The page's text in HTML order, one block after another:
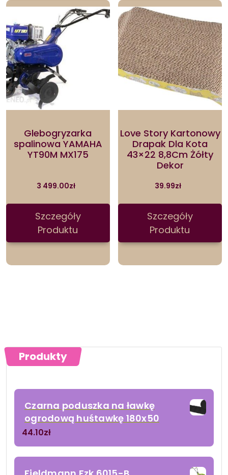
Glebogryzarka
spalinowa YAMAHA
YT90M MX175
3 499.00zł
Szczegóły
Produktu
Love Story Kartonowy
Drapak Dla Kota
43×22 8,8Cm Żółty
Dekor
39.99zł
Szczegóły
Produktu
Produkty
Czarna poduszka na ławkę
ogrodową huśtawkę 180x50
44.10zł